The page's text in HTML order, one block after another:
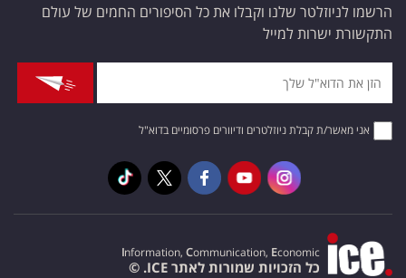
הרשמו לניוזלטר שלנו וקבלו את כל הסיפורים החמים של עולם
התקשורת ישרות למייל
אני מאשר/ת קבלת ניוזלטרים ודיוורים פרסומיים בדוא"ל
Information, Communication, Economic
כל הזכויות שמורות לאתר ICE. ©